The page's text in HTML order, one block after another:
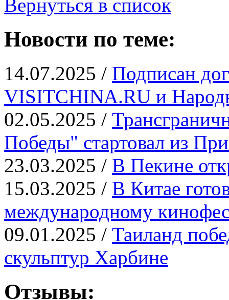
Вернуться в список
Новости по теме:
14.07.2025 / Подписан
VISITCHINA.RU и
02.05.2025 /
Победы" стартовал из
23.03.2025 / В Пекине
15.03.2025 / В Китае
международному
09.01.2025 / Таиланд
скульптур Харбине
Отзывы: